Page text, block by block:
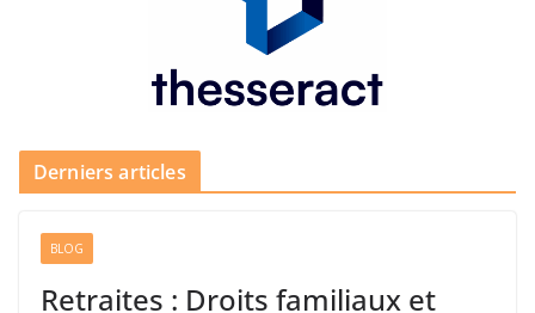
Derniers articles
BLOG
Retraites : Droits familiaux et